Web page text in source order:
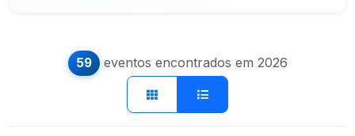
59 eventos encontrados em 2026